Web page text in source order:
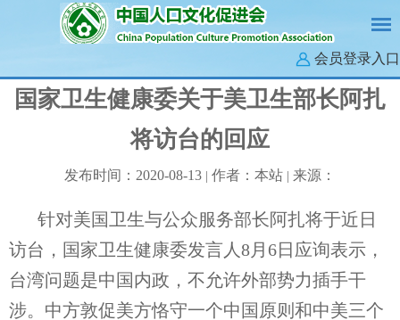
会员登录入口
国家卫生健康委关于美卫生部长阿扎
将访台的回应
发布时间：2020-08-13 作者：本站 来源：
针对美国卫生与公众服务部长阿扎将于近日
访台，国家卫生健康委发言人8月6日应询表示，
台湾问题是中国内政，不允许外部势力插手干
涉。中方敦促美方恪守一个中国原则和中美三个